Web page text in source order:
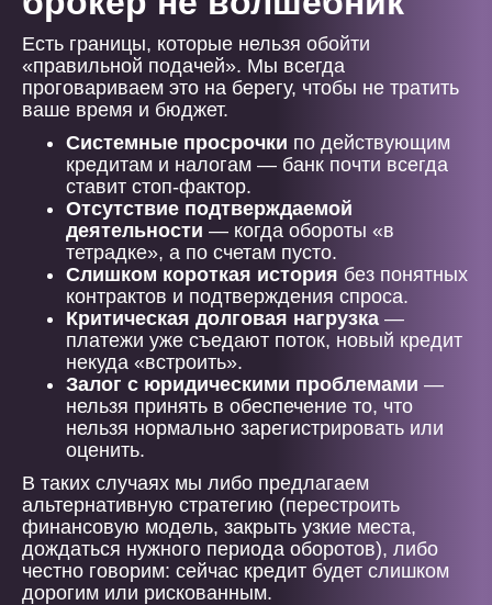
Есть границы, которые нельзя обойти
«правильной подачей». Мы всегда
проговариваем это на берегу, чтобы не тратить
ваше время и бюджет.
Системные просрочки по действующим
кредитам и налогам — банк почти всегда
ставит стоп-фактор.
Отсутствие подтверждаемой
деятельности — когда обороты «в
тетрадке», а по счетам пусто.
Слишком короткая история без понятных
контрактов и подтверждения спроса.
Критическая долговая нагрузка —
платежи уже съедают поток, новый кредит
некуда «встроить».
Залог с юридическими проблемами —
нельзя принять в обеспечение то, что
нельзя нормально зарегистрировать или
оценить.
В таких случаях мы либо предлагаем
альтернативную стратегию (перестроить
финансовую модель, закрыть узкие места,
дождаться нужного периода оборотов), либо
честно говорим: сейчас кредит будет слишком
дорогим или рискованным.